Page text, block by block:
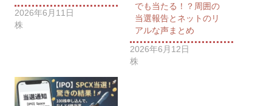
2026年6月11日
株
でも当たる！？周囲の
当選報告とネットのリ
アルな声まとめ
2026年6月12日
株